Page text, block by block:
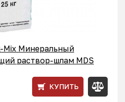
Mix Минеральный
раствор-шлам MDS
КУПИТЬ